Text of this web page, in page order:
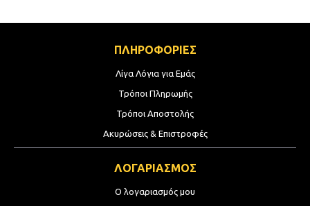
ΠΛΗΡΟΦΟΡΙΕΣ
Λίγα Λόγια για Εμάς
Τρόποι Πληρωμής
Τρόποι Αποστολής
Ακυρώσεις & Επιστροφές
ΛΟΓΑΡΙΑΣΜΟΣ
Ο λογαριασμός μου